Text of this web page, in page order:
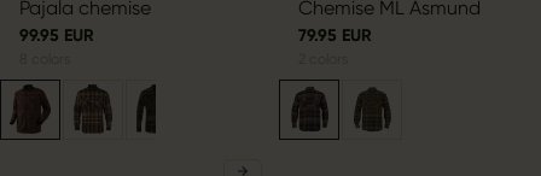
Pajala chemise
99.95 EUR
Chemise ML Asmund
79.95 EUR